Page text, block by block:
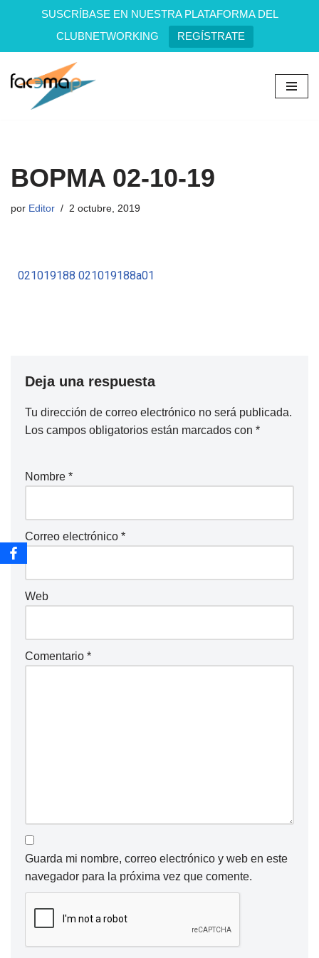
SUSCRÍBASE EN NUESTRA PLATAFORMA DEL
CLUBNETWORKING
REGÍSTRATE
Saltar
BOPMA 02-10-19
por Editor 2 octubre, 2019
021019188 021019188a01
Deja una respuesta
Tu dirección de correo electrónico no será publicada.
Los campos obligatorios están marcados con *
Nombre *
Correo electrónico *
Web
Comentario *
Guarda mi nombre, correo electrónico y web en este
navegador para la próxima vez que comente.